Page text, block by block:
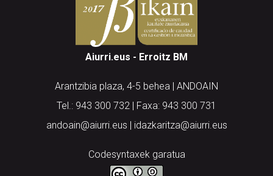
Aiurri.eus - Erroitz BM
Arantzibia plaza, 4-5 behea | ANDOAIN
Codesyntaxek garatua